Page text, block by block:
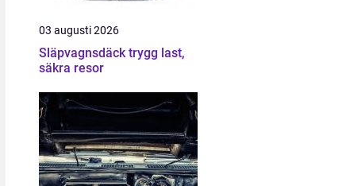
03 augusti 2026
Släpvagnsdäck trygg last,
säkra resor